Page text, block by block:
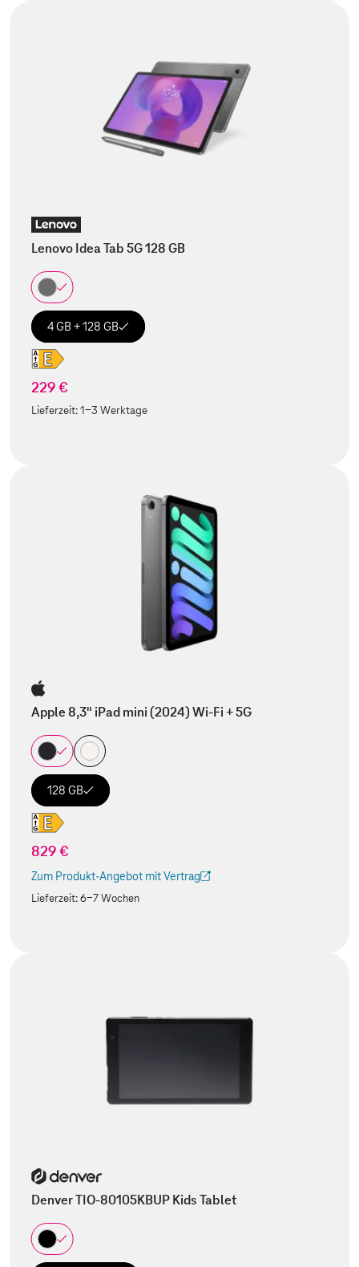
Lenovo Idea Tab 5G 128 GB
4 GB + 128 GB
229 €
Lieferzeit:1-3 Werktage
Apple 8,3" iPad mini (2024) Wi-Fi + 5G
128 GB
829 €
Zum Produkt-Angebot mit Vertrag
(Der Link wird in einem neuen Tab geöffnet)
Lieferzeit:6-7 Wochen
Denver TIO-80105KBUP Kids Tablet